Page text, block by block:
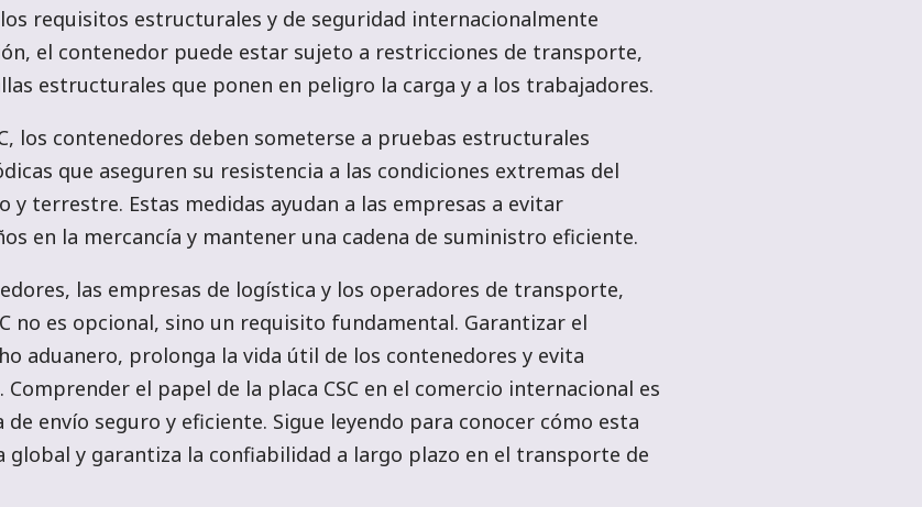
requisitos estructurales y de seguridad internacionalmente
el contenedor puede estar sujeto a restricciones de transporte,
estructurales que ponen en peligro la carga y a los trabajadores.
los contenedores deben someterse a pruebas estructurales
que aseguren su resistencia a las condiciones extremas del
terrestre. Estas medidas ayudan a las empresas a evitar
en la mercancía y mantener una cadena de suministro eficiente.
las empresas de logística y los operadores de transporte,
no es opcional, sino un requisito fundamental. Garantizar el
aduanero, prolonga la vida útil de los contenedores y evita
el papel de la placa CSC en el comercio internacional es
envío seguro y eficiente. Sigue leyendo para conocer cómo esta
y garantiza la confiabilidad a largo plazo en el transporte de